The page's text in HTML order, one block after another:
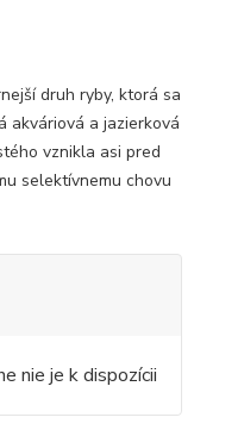
druh ryby, ktorá sa
akváriová a jazierková
vznikla asi pred
selektívnemu chovu
nie je k dispozícii